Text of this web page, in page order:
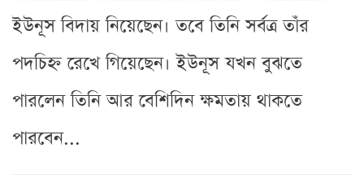
ইউনূস বিদায় নিয়েছেন। তবে তিনি সর্বত্র তাঁর
পদচিহ্ন রেখে গিয়েছেন। ইউনূস যখন বুঝতে
পারলেন তিনি আর বেশিদিন ক্ষমতায় থাকতে
পারবেন...